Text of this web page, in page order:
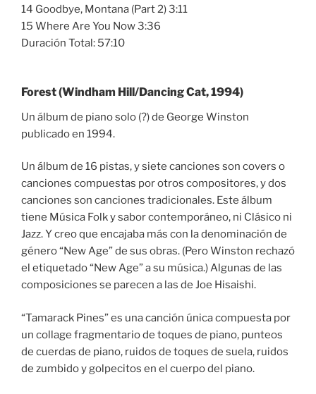
14 Goodbye, Montana (Part 2) 3:11
15 Where Are You Now 3:36
Duración Total: 57:10
Forest (Windham Hill/Dancing Cat, 1994)
Un álbum de piano solo (?) de George Winston
publicado en 1994.
Un álbum de 16 pistas, y siete canciones son covers o
canciones compuestas por otros compositores, y dos
canciones son canciones tradicionales. Este álbum
tiene Música Folk y sabor contemporáneo, ni Clásico ni
Jazz. Y creo que encajaba más con la denominación de
género “New Age” de sus obras. (Pero Winston rechazó
el etiquetado “New Age” a su música.) Algunas de las
composiciones se parecen a las de Joe Hisaishi.
“Tamarack Pines” es una canción única compuesta por
un collage fragmentario de toques de piano, punteos
de cuerdas de piano, ruidos de toques de suela, ruidos
de zumbido y golpecitos en el cuerpo del piano.